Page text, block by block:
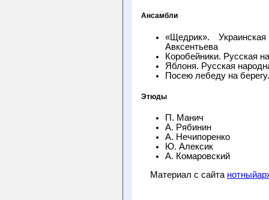
Ансамбли
«Щедрик».
Авксентьева
Коробейники. Русская
Яблоня. Русская
Посею лебеду на
Этюды
П. Манич
А. Рябинин
А. Нечипоренко
Ю. Алексик
А. Комаровский
Материал с сайта